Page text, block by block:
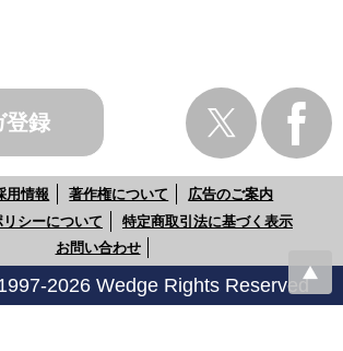
登録
用情報 著作権について
広告のご案内
シーについて
特定商取引法に基づく表示
お問い合わせ
2026 Wedge Rights Reserved